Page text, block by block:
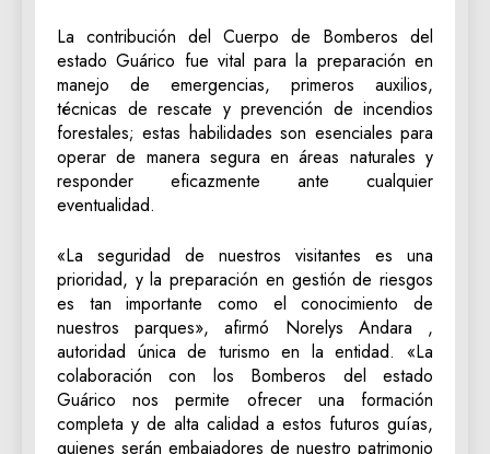
La contribución del Cuerpo de Bomberos del
estado Guárico fue vital para la preparación en
manejo de emergencias, primeros auxilios,
técnicas de rescate y prevención de incendios
forestales; estas habilidades son esenciales para
operar de manera segura en áreas naturales y
responder eficazmente ante cualquier
eventualidad.
«La seguridad de nuestros visitantes es una
prioridad, y la preparación en gestión de riesgos
es tan importante como el conocimiento de
nuestros parques», afirmó Norelys Andara ,
autoridad única de turismo en la entidad. «La
colaboración con los Bomberos del estado
Guárico nos permite ofrecer una formación
completa y de alta calidad a estos futuros guías,
quienes serán embajadores de nuestro patrimonio